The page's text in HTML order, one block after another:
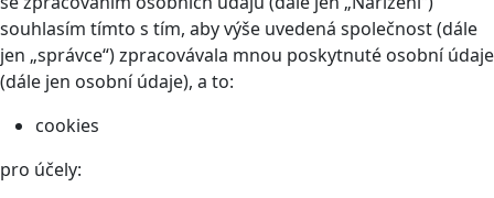
souhlasím tímto s tím, aby výše uvedená společnost (dále
jen „správce“) zpracovávala mnou poskytnuté osobní údaje
(dále jen osobní údaje), a to:
cookies
pro účely: